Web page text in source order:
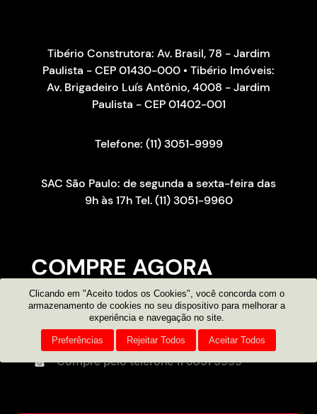
COMPRE AGORA
Consultor on-line
Atendimento por e-mail
Compre pelo telefone11 3051 9999
Tibério Construtora: Av. Brasil, 78 - Jardim
Paulista - CEP 01430-000 • Tibério Imóveis:
Av. Brigadeiro Luís Antônio, 4008 - Jardim
Paulista - CEP 01402-001
Telefone: (11) 3051-9999
SAC São Paulo: de segunda a sexta-feira das
9h às 17h Tel. (11) 3051-9960
Clicando em "Aceito todos os Cookies", você concorda com o
armazenamento de cookies no seu dispositivo para melhorar a
experiência e navegação no site.
Preferências Rejeitar Todos Aceitar Todos